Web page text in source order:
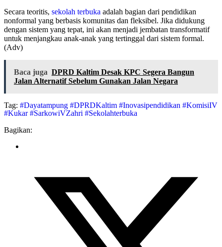
Secara teoritis, sekolah terbuka adalah bagian dari pendidikan
nonformal yang berbasis komunitas dan fleksibel. Jika didukung
dengan sistem yang tepat, ini akan menjadi jembatan transformatif
untuk menjangkau anak-anak yang tertinggal dari sistem formal.
(Adv)
Baca juga DPRD Kaltim Desak KPC Segera Bangun
Jalan Alternatif Sebelum Gunakan Jalan Negara
Tag: #Dayatampung #DPRDKaltim #Inovasipendidikan #KomisiIV
#Kukar #SarkowiVZahri #Sekolahterbuka
Bagikan: